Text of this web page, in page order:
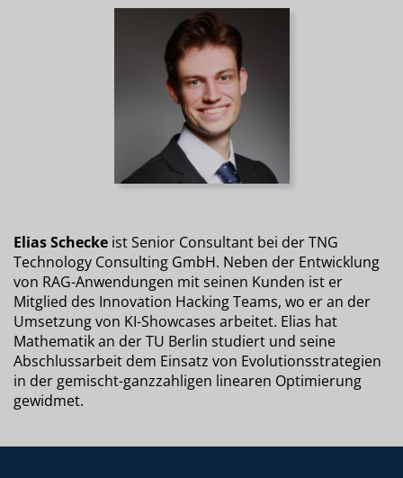
Elias Schecke ist Senior Consultant bei der TNG
Technology Consulting GmbH. Neben der Entwicklung
von RAG-Anwendungen mit seinen Kunden ist er
Mitglied des Innovation Hacking Teams, wo er an der
Umsetzung von KI-Showcases arbeitet. Elias hat
Mathematik an der TU Berlin studiert und seine
Abschlussarbeit dem Einsatz von Evolutionsstrategien
in der gemischt-ganzzahligen linearen Optimierung
gewidmet.